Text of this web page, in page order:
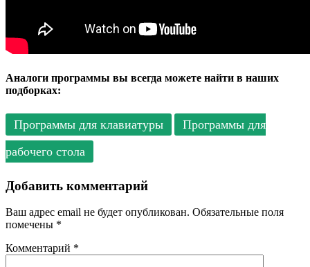
Аналоги программы вы всегда можете найти в наших
подборках:
Программы для клавиатуры
Программы для
рабочего стола
Добавить комментарий
Ваш адрес email не будет опубликован. Обязательные поля
помечены *
Комментарий *